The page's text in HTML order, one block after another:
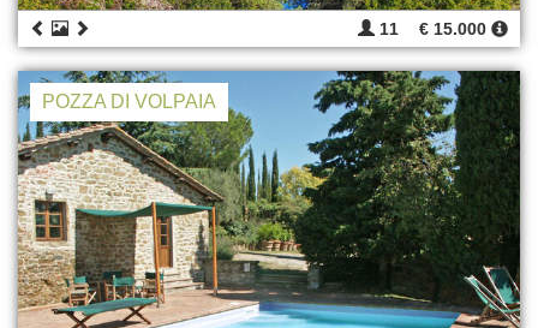
11 € 15.000
POZZA DI VOLPAIA